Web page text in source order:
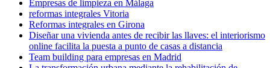
Empresas de limpieza en Málaga
reformas integrales Vitoria
Reformas integrales en Girona
Diseñar una vivienda antes de recibir las llaves: el interiorismo
online facilita la puesta a punto de casas a distancia
Team building para empresas en Madrid